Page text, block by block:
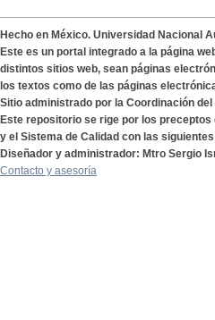
Hecho en México. Universidad Nacional
Este es un portal integrado a la página
distintos sitios web, sean páginas
los textos como de las páginas
Sitio administrado por la Coordinación
Este repositorio se rige por los
y el Sistema de Calidad con las
Diseñador y administrador: Mtro Sergio
Contacto y asesoría